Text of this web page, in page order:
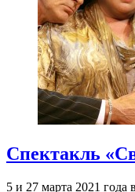
Спектакль
5 и 27 марта 2021 года